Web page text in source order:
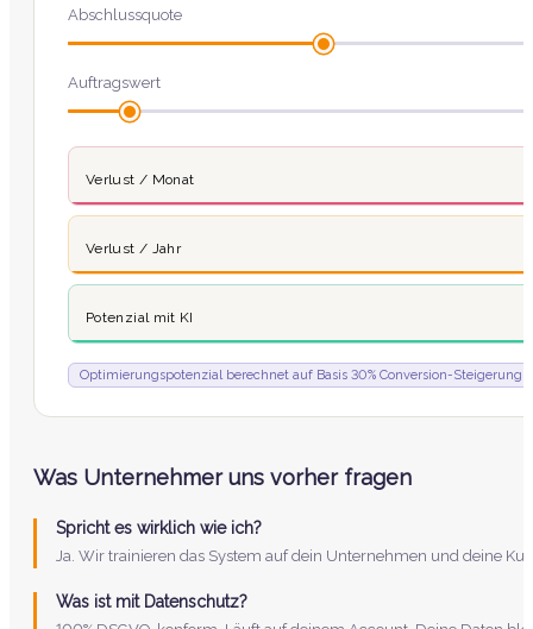
Abschlussquote
Auftragswert
Verlust / Monat
Verlust / Jahr
Potenzial mit KI
Optimierungspotenzial berechnet auf Basis 30% Conversion-Steigerung
Was Unternehmer uns vorher fragen
Spricht es wirklich wie ich?
Ja. Wir trainieren das System auf dein Unternehmen und deine
Was ist mit Datenschutz?